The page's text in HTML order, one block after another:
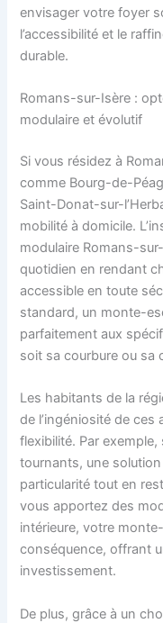
envisager votre foyer
l’accessibilité et le
durable.
Romans-sur-Isère :
modulaire et évolutif
Si vous résidez à
comme Bourg-de-
Saint-Donat-sur-
mobilité à domicile.
modulaire Romans-
quotidien en rendant
accessible en toute
standard, un monte-
parfaitement aux
soit sa courbure ou sa
Les habitants de la
de l’ingéniosité de
flexibilité. Par
tournants, une solution
particularité tout en
vous apportez des
intérieure, votre
conséquence, offrant
investissement.
De plus, grâce à un